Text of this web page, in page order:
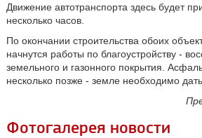
Движение автотранспорта здесь будет
несколько часов.
По окончании строительства обоих
начнутся работы по благоустройству -
земельного и газонного покрытия.
несколько позже - земле необходимо
Фотогалерея новости